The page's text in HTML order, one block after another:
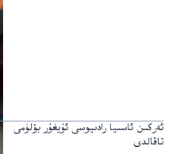
ئەركىن ئاسىيا رادىيوسى ئۇيغۇر بۆلۈمى
تاقالدى